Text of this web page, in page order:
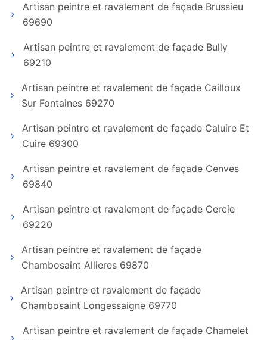
Artisan peintre et ravalement de façade Brussieu
69690
Artisan peintre et ravalement de façade Bully
69210
Artisan peintre et ravalement de façade Cailloux
Sur Fontaines 69270
Artisan peintre et ravalement de façade Caluire Et
Cuire 69300
Artisan peintre et ravalement de façade Cenves
69840
Artisan peintre et ravalement de façade Cercie
69220
Artisan peintre et ravalement de façade
Chambosaint Allieres 69870
Artisan peintre et ravalement de façade
Chambosaint Longessaigne 69770
Artisan peintre et ravalement de façade Chamelet